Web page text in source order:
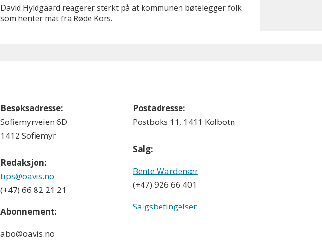
David Hyldgaard reagerer sterkt på at kommunen bøtelegger folk
som henter mat fra Røde Kors.
Besøksadresse:
Sofiemyrveien 6D
1412 Sofiemyr
Redaksjon:
tips@oavis.no
(+47) 66 82 21 21
Abonnement:
abo@oavis.no
Postadresse:
Postboks 11, 1411 Kolbotn
Salg:
Bente Wardenær
(+47) 926 66 401
Salgsbetingelser